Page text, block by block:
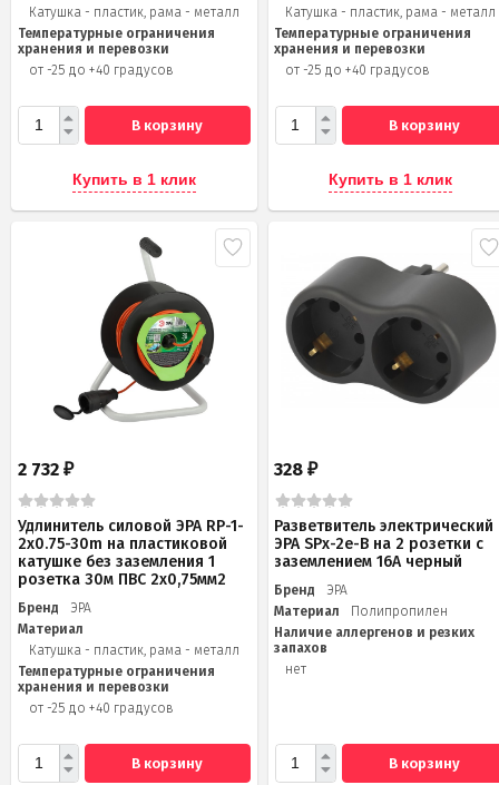
Катушка - пластик, рама - металл
Температурные ограничения
хранения и перевозки
от -25 до +40 градусов
В корзину
Купить в 1 клик
Катушка - пластик, рама - металл
Температурные ограничения
хранения и перевозки
от -25 до +40 градусов
В корзину
Купить в 1 клик
2 732 ₽
Удлинитель силовой ЭРА RP-1-
2x0.75-30m на пластиковой
катушке без заземления 1
розетка 30м ПВС 2х0,75мм2
Бренд
ЭРА
Материал
Катушка - пластик, рама - металл
Температурные ограничения
хранения и перевозки
от -25 до +40 градусов
В корзину
328₽
Разветвитель электрический
ЭРА SPx-2e-B на 2 розетки с
заземлением 16А черный
Бренд
ЭРА
Материал
Полипропилен
Наличие аллергенов и резких
запахов
нет
В корзину